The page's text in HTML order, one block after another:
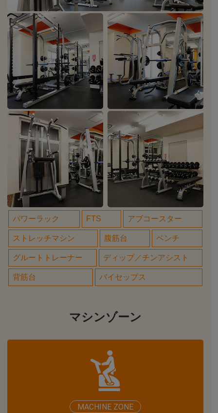
パワーラック FTS アブコースター
ストレッチマシン 腹筋台 ベンチ
グルートトレーナー ディップ／チンアシスト
背筋台 バイセップス
マシンゾーン
MACHINE ZONE